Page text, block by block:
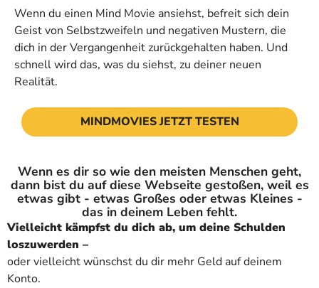
Wenn du einen Mind Movie ansiehst, befreit sich dein
Geist von Selbstzweifeln und negativen Mustern, die
dich in der Vergangenheit zurückgehalten haben. Und
schnell wird das, was du siehst, zu deiner neuen
Realität.
MINDMOVIES JETZT TESTEN
Wenn es dir so wie den meisten Menschen geht,
dann bist du auf diese Webseite gestoßen, weil es
etwas gibt - etwas Großes oder etwas Kleines -
das in deinem Leben fehlt.
Vielleicht kämpfst du dich ab, um deine Schulden
loszuwerden –
oder vielleicht wünschst du dir mehr Geld auf deinem
Konto.